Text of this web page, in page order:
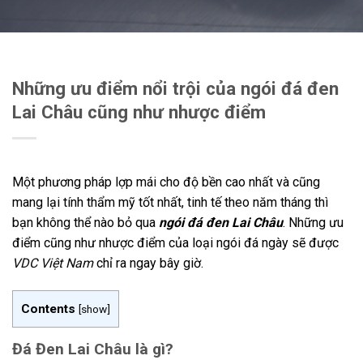
Những ưu điểm nổi trội của ngói đá đen
Lai Châu cũng như nhược điểm
Một phương pháp lợp mái cho độ bền cao nhất và cũng
mang lại tính thẩm mỹ tốt nhất, tinh tế theo năm tháng thì
bạn không thể nào bỏ qua ngói đá đen Lai Châu. Những ưu
điểm cũng như nhược điểm của loại ngói đá ngày sẽ được
VDC Việt Namchỉ ra ngay bây giờ.
Contents [show]
Đá Đen Lai Châu là gì?